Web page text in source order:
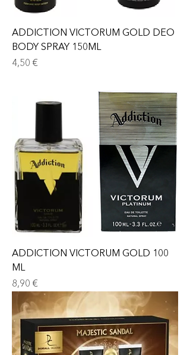
ADDICTION VICTORUM GOLD DEO
BODY SPRAY 150ML
Prix
4,50 €
ADDICTION VICTORUM GOLD 100
ML
Prix
8,90 €